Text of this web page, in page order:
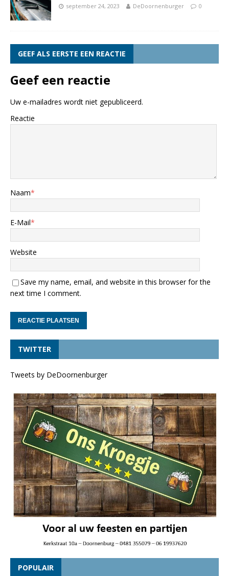
september 24, 2023 DeDoornenburger 0
GEEF ALS EERSTE EEN REACTIE
Geef een reactie
Uw e-mailadres wordt niet gepubliceerd.
Reactie
Naam*
E-Mail*
Website
Save my name, email, and website in this browser for the
next time I comment.
TWITTER
Tweets by DeDoornenburger
POPULAIR